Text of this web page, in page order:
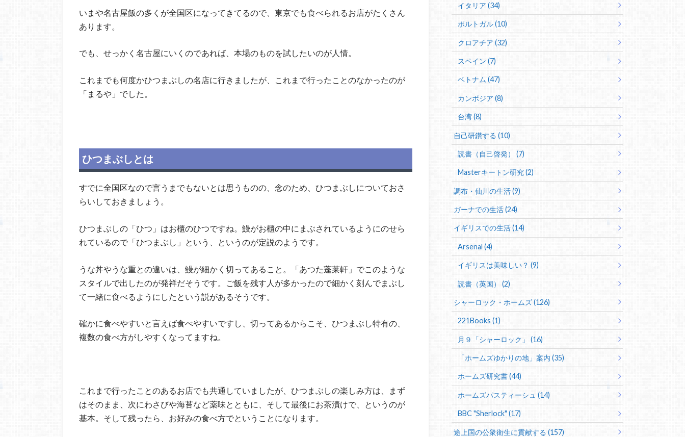
いまや名古屋飯の多くが全国区になってきてるので、東京でも食べられるお店がたくさん
あります。
でも、せっかく名古屋にいくのであれば、本場のものを試したいのが人情。
これまでも何度かひつまぶしの名店に行きましたが、これまで行ったことのなかったのが
「まるや」でした。
ひつまぶしとは
すでに全国区なので言うまでもないとは思うものの、念のため、ひつまぶしについておさ
らいしておきましょう。
ひつまぶしの「ひつ」はお櫃のひつですね。鰻がお櫃の中にまぶされているようにのせら
れているので「ひつまぶし」という、というのが定説のようです。
うな丼やうな重との違いは、鰻が細かく切ってあること。「あつた蓬莱軒」でこのような
スタイルで出したのが発祥だそうです。ご飯を残す人が多かったので細かく刻んでまぶし
て一緒に食べるようにしたという説があるそうです。
確かに食べやすいと言えば食べやすいですし、切ってあるからこそ、ひつまぶし特有の、
複数の食べ方がしやすくなってますね。
これまで行ったことのあるお店でも共通していましたが、ひつまぶしの楽しみ方は、まず
はそのまま、次にわさびや海苔など薬味とともに、そして最後にお茶漬けで、というのが
基本。そして残ったら、お好みの食べ方でということになります。
イタリア (34)
ポルトガル (10)
クロアチア (32)
スペイン (7)
ベトナム (47)
カンボジア (8)
台湾 (8)
自己研鑽する (10)
読書（自己啓発） (7)
Masterキートン研究 (2)
調布・仙川の生活 (9)
ガーナでの生活 (24)
イギリスでの生活 (14)
Arsenal (4)
イギリスは美味しい？ (9)
読書（英国） (2)
シャーロック・ホームズ (126)
221Books (1)
月９「シャーロック」 (16)
「ホームズゆかりの地」案内 (35)
ホームズ研究書 (44)
ホームズパスティーシュ (14)
BBC "Sherlock" (17)
途上国の公衆衛生に貢献する (157)